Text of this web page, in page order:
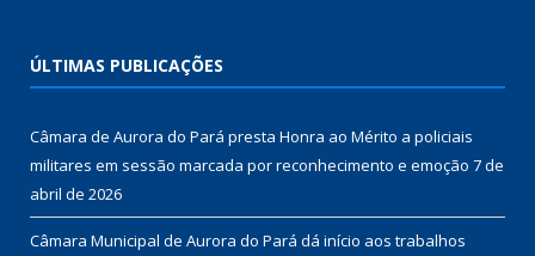
ÚLTIMAS PUBLICAÇÕES
Câmara de Aurora do Pará presta Honra ao Mérito a policiais
militares em sessão marcada por reconhecimento e emoção 7 de
abril de 2026
Câmara Municipal de Aurora do Pará dá início aos trabalhos